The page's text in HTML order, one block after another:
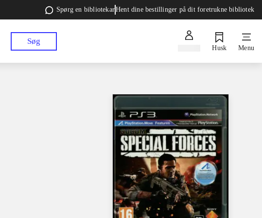
Spørg en bibliotekarHent dine bestillinger på dit foretrukne bibliotek
Søg
Husk Menu